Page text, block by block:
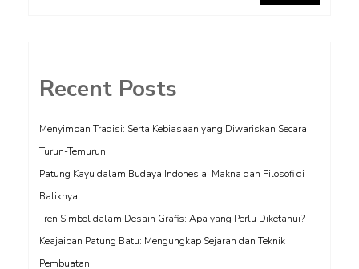
Recent Posts
Menyimpan Tradisi: Serta Kebiasaan yang Diwariskan Secara
Turun-Temurun
Patung Kayu dalam Budaya Indonesia: Makna dan Filosofi di
Baliknya
Tren Simbol dalam Desain Grafis: Apa yang Perlu Diketahui?
Keajaiban Patung Batu: Mengungkap Sejarah dan Teknik
Pembuatan